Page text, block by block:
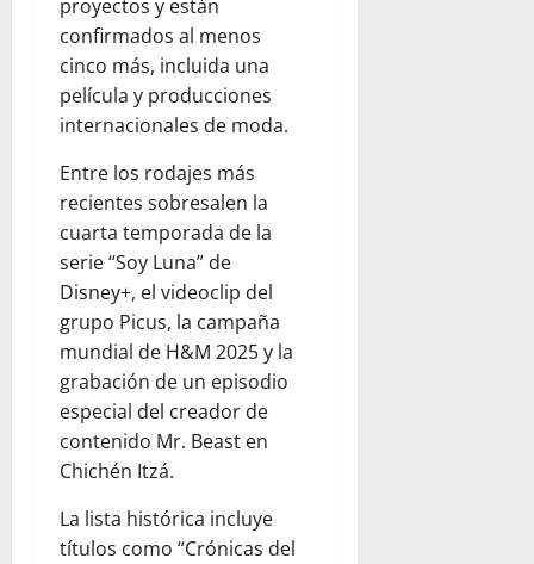
proyectos y están
confirmados al menos
cinco más, incluida una
película y producciones
internacionales de moda.
Entre los rodajes más
recientes sobresalen la
cuarta temporada de la
serie “Soy Luna” de
Disney+, el videoclip del
grupo Picus, la campaña
mundial de H&M 2025 y la
grabación de un episodio
especial del creador de
contenido Mr. Beast en
Chichén Itzá.
La lista histórica incluye
títulos como “Crónicas del